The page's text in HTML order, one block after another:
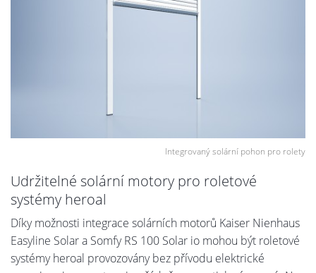
Integrovaný solární pohon pro rolety
Udržitelné solární motory pro roletové
systémy heroal
Díky možnosti integrace solárních motorů Kaiser Nienhaus
Easyline Solar a Somfy RS 100 Solar io mohou být roletové
systémy heroal provozovány bez přívodu elektrické